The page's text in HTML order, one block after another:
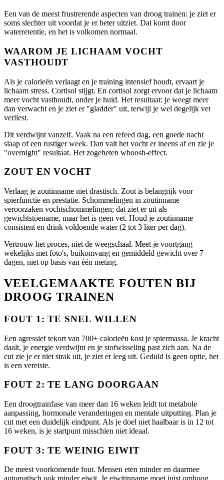
Een van de meest frustrerende aspecten van droog trainen: je ziet er
soms slechter uit voordat je er beter uitziet. Dat komt door
waterretentie, en het is volkomen normaal.
WAAROM JE LICHAAM VOCHT
VASTHOUDT
Als je calorieën verlaagt en je training intensief houdt, ervaart je
lichaam stress. Cortisol stijgt. En cortisol zorgt ervoor dat je lichaam
meer vocht vasthoudt, onder je huid. Het resultaat: je weegt meer
dan verwacht en je ziet er "gladder" uit, terwijl je wel degelijk vet
verliest.
Dit verdwijnt vanzelf. Vaak na een refeed dag, een goede nacht
slaap of een rustiger week. Dan valt het vocht er ineens af en zie je
"overnight" resultaat. Het zogeheten whoosh-effect.
ZOUT EN VOCHT
Verlaag je zoutinname niet drastisch. Zout is belangrijk voor
spierfunctie en prestatie. Schommelingen in zoutinname
veroorzaken vochtschommelingen; dat ziet er uit als
gewichtstoename, maar het is geen vet. Houd je zoutinname
consistent en drink voldoende water (2 tot 3 liter per dag).
Vertrouw het proces, niet de weegschaal. Meet je voortgang
wekelijks met foto's, buikomvang en gemiddeld gewicht over 7
dagen, niet op basis van één meting.
VEELGEMAAKTE FOUTEN BIJ
DROOG TRAINEN
FOUT 1: TE SNEL WILLEN
Een agressief tekort van 700+ calorieën kost je spiermassa. Je kracht
daalt, je energie verdwijnt en je stofwisseling past zich aan. Na de
cut zie je er niet strak uit, je ziet er leeg uit. Geduld is geen optie, het
is een vereiste.
FOUT 2: TE LANG DOORGAAN
Een droogtrainfase van meer dan 16 weken leidt tot metabole
aanpassing, hormonale veranderingen en mentale uitputting. Plan je
cut met een duidelijk eindpunt. Als je doel niet haalbaar is in 12 tot
16 weken, is je startpunt misschien niet ideaal.
FOUT 3: TE WEINIG EIWIT
De meest voorkomende fout. Mensen eten minder en daarmee